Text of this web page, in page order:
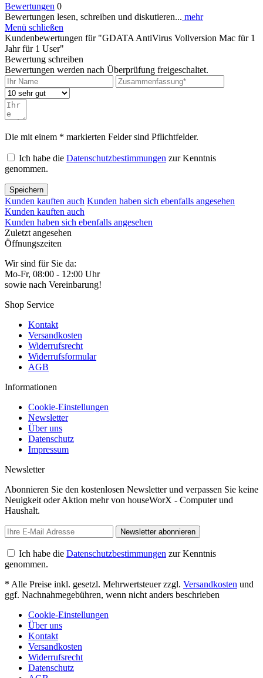
Bewertungen 0
Bewertungen lesen, schreiben und diskutieren... mehr
Menü schließen
Kundenbewertungen für "GDATA AntiVirus Vollversion Mac für 1
Jahr für 1 User"
Bewertung schreiben
Bewertungen werden nach Überprüfung freigeschaltet.
Die mit einem * markierten Felder sind Pflichtfelder.
Ich habe die Datenschutzbestimmungen zur Kenntnis
genommen.
Speichern
Kunden kauften auch Kunden haben sich ebenfalls angesehen
Kunden kauften auch
Kunden haben sich ebenfalls angesehen
Zuletzt angesehen
Öffnungszeiten
Wir sind für Sie da:
Mo-Fr, 08:00 - 12:00 Uhr
sowie nach Vereinbarung!
Shop Service
Kontakt
Versandkosten
Widerrufsrecht
Widerrufsformular
AGB
Informationen
Cookie-Einstellungen
Newsletter
Über uns
Datenschutz
Impressum
Newsletter
Abonnieren Sie den kostenlosen Newsletter und verpassen Sie keine
Neuigkeit oder Aktion mehr von houseWorX - Computer und
Haushalt.
Newsletter abonnieren
Ich habe die Datenschutzbestimmungen zur Kenntnis
genommen.
* Alle Preise inkl. gesetzl. Mehrwertsteuer zzgl. Versandkosten und
ggf. Nachnahmegebühren, wenn nicht anders beschrieben
Cookie-Einstellungen
Über uns
Kontakt
Versandkosten
Widerrufsrecht
Datenschutz